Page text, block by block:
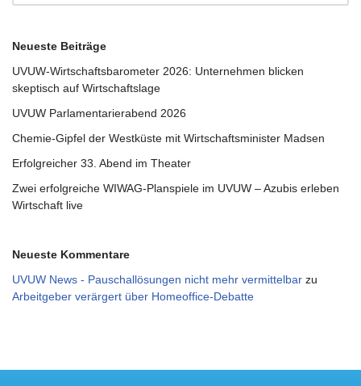
Neueste Beiträge
UVUW-Wirtschaftsbarometer 2026: Unternehmen blicken
skeptisch auf Wirtschaftslage
UVUW Parlamentarierabend 2026
Chemie-Gipfel der Westküste mit Wirtschaftsminister Madsen
Erfolgreicher 33. Abend im Theater
Zwei erfolgreiche WIWAG-Planspiele im UVUW – Azubis erleben
Wirtschaft live
Neueste Kommentare
UVUW News - Pauschallösungen nicht mehr vermittelbar zu
Arbeitgeber verärgert über Homeoffice-Debatte